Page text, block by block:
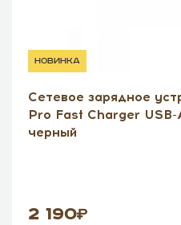
новинка
Сетевое зарядное
Pro Fast Charger
черный
2 190